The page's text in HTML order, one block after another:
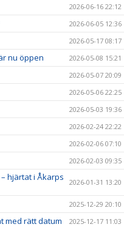
2026-06-16 22:12
2026-06-05 12:36
2026-05-17 08:17
nu öppen 2026-05-08 15:21
2026-05-07 20:09
2026-05-06 22:25
2026-05-03 19:36
2026-02-24 22:22
2026-02-06 07:10
2026-02-03 09:35
hjärtat i Åkarps
2026-01-31 13:20
2025-12-29 20:10
med rätt datum 2025-12-17 11:03